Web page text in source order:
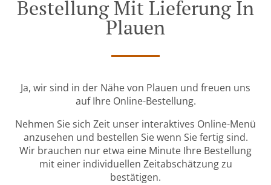
Bestellung Mit Lieferung In
Plauen
Ja, wir sind in der Nähe von Plauen und freuen uns
auf Ihre Online-Bestellung.
Nehmen Sie sich Zeit unser interaktives Online-Menü
anzusehen und bestellen Sie wenn Sie fertig sind.
Wir brauchen nur etwa eine Minute Ihre Bestellung
mit einer individuellen Zeitabschätzung zu
bestätigen.